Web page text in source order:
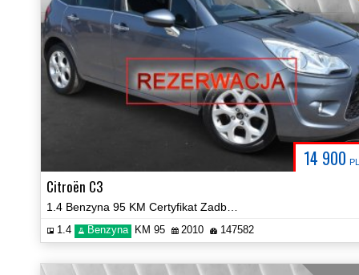
14 900
Citroën C3
1.4 Benzyna KM 95 2010 147582